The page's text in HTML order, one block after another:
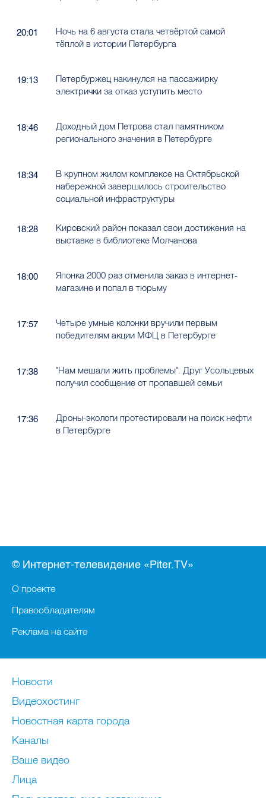
20:01
Ночь на 6 августа стала четвёртой самой
тёплой в истории Петербурга
19:13
Петербуржец накинулся на пассажирку
электрички за отказ уступить место
18:46
Доходный дом Петрова стал памятником
регионального значения в Петербурге
18:34
В крупном жилом комплексе на Октябрьской
набережной завершилось строительство
социальной инфраструктуры
18:28
Кировский район показал свои достижения на
выставке в библиотеке Молчанова
18:00
Японка 2000 раз отменила заказ в интернет-
магазине и попал в тюрьму
17:57
Четыре умные колонки вручили первым
победителям акции МФЦ в Петербурге
17:38
"Нам мешали жить проблемы". Друг Усольцевых
получил сообщение от пропавшей семьи
17:36
Дроны-экологи протестировали на поиск нефти
в Петербурге
© Интернет-телевидение «Piter.TV»
О проекте
Правообладателям
Реклама на сайте
Новости
Видеохостинг
Новостная карта города
Каналы
Ваше видео
Лица